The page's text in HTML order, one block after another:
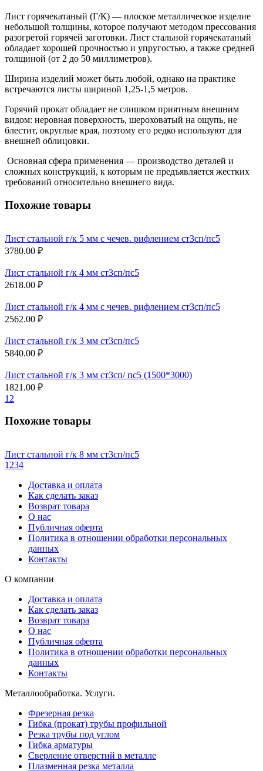
Лист горячекатаный (Г/К) — плоское металлическое изделие
небольшой толщины, которое получают методом прессования
разогретой горячей заготовки. Лист стальной горячекатаный
обладает хорошей прочностью и упругостью, а также средней
толщиной (от 2 до 50 миллиметров).
Ширина изделий может быть любой, однако на практике
встречаются листы шириной 1,25-1,5 метров.
Горячий прокат обладает не слишком приятным внешним
видом: неровная поверхность, шероховатый на ощупь, не
блестит, округлые края, поэтому его редко используют для
внешней облицовки.
Основная сфера применения — производство деталей и
сложных конструкций, к которым не предъявляется жестких
требований относительно внешнего вида.
Похожие товары
Лист стальной г/к 5 мм с чечев. рифлением ст3сп/пс5
3780.00 ₽
Лист стальной г/к 4 мм ст3сп/пс5
2618.00 ₽
Лист стальной г/к 4 мм с чечев. рифлением ст3сп/пс5
2562.00 ₽
Лист стальной г/к 3 мм ст3сп/пс5
5840.00 ₽
Лист стальной г/к 3 мм ст3сп/ пс5 (1500*3000)
1821.00 ₽
1 2
Похожие товары
Лист стальной г/к 8 мм ст3сп/пс5
1 234
Доставка и оплата
Как сделать заказ
Возврат товара
О нас
Публичная оферта
Политика в отношении обработки персональных
данных
Контакты
О компании
Доставка и оплата
Как сделать заказ
Возврат товара
О нас
Публичная оферта
Политика в отношении обработки персональных
данных
Контакты
Металлообработка. Услуги.
Фрезерная резка
Гибка (прокат) трубы профильной
Резка трубы под углом
Гибка арматуры
Сверление отверстий в металле
Плазменная резка металла